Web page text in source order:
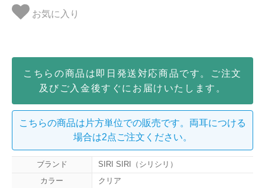
お気に入り
こちらの商品は即日発送対応商品です。ご注文
及びご入金後すぐにお届けいたします。
こちらの商品は片方単位での販売です。両耳につける
場合は2点ご注文ください。
ブランド
SIRI SIRI（シリシリ）
カラー
クリア